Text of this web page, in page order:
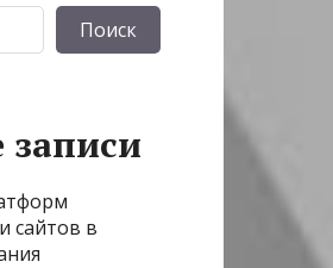
Поиск
записи
сайтов в